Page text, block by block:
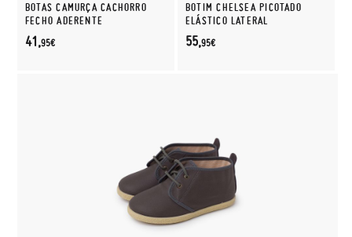
BOTAS CAMURÇA CACHORRO
FECHO ADERENTE
41,95€
BOTIM CHELSEA PICOTADO
ELÁSTICO LATERAL
55,95€